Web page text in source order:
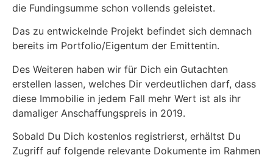
die Fundingsumme schon vollends geleistet.
Das zu entwickelnde Projekt befindet sich demnach
bereits im Portfolio/Eigentum der Emittentin.
Des Weiteren haben wir für Dich ein Gutachten
erstellen lassen, welches Dir verdeutlichen darf, dass
diese Immobilie in jedem Fall mehr Wert ist als ihr
damaliger Anschaffungspreis in 2019.
Sobald Du Dich kostenlos registrierst, erhältst Du
Zugriff auf folgende relevante Dokumente im Rahmen